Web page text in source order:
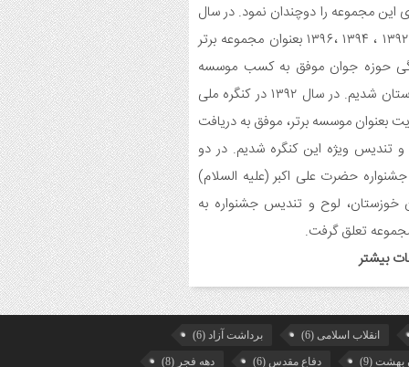
برنامه های دهه مهدویت شبکه فرهنگی
نغمه های عشق اندیمشک
بسته جشن تکلیف به دختران سادات
اندیمشک در شب ولادت امام علی(ع)
ایجاد ۱۱۰ شعبه نغمه های عشق در ۱۱۰ منطقه
و روستای اندیمشک
رونمایی از طرح ستاره های اندیمشک و
خانه های نور، محله های آسمانی همزمان
جشن ولادت حضرت فاطمه (س) در
سراج الدین با شبکه فرهنگی مردمی
های عشق
این مجموعه را دوچندان نمود. در سال
های ۱۳۹۲ ، ۱۳۹۴ ،۱۳۹۶ بعنوان مجموعه برتر
حوزه جوان موفق به کسب موسسه
برتر استان شدیم. در سال ۱۳۹۲ در کنگره ملی
بعنوان موسسه برتر، موفق به دریافت
تندیس ویژه این کنگره شدیم. در دو
حضرت علی اکبر (علیه السلام)
خوزستان، لوح و تندیس جشنواره به
تعلق گرفت.
بیشتر
انقلاب اسلامی (6) برداشت آزاد (6)
بهشت (9) دفاع مقدس (6) دهه فجر (8)